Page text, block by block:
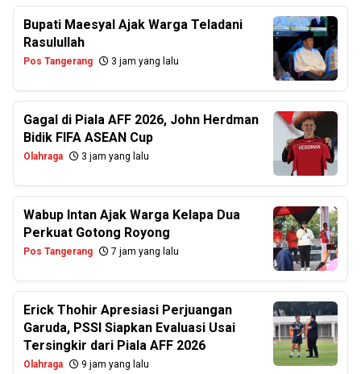
Bupati Maesyal Ajak Warga Teladani
Rasulullah
Pos Tangerang 3 jam yang lalu
Gagal di Piala AFF 2026, John Herdman
Bidik FIFA ASEAN Cup
Olahraga 3 jam yang lalu
Wabup Intan Ajak Warga Kelapa Dua
Perkuat Gotong Royong
Pos Tangerang 7 jam yang lalu
Erick Thohir Apresiasi Perjuangan
Garuda, PSSI Siapkan Evaluasi Usai
Tersingkir dari Piala AFF 2026
Olahraga 9 jam yang lalu